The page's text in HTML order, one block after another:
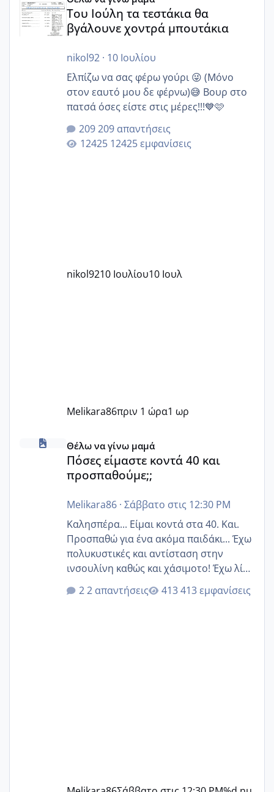
Του Ιούλη τα τεστάκια θα
βγάλουνε χοντρά μπουτάκια
nikol92· 10 Ιουλίου
Ελπίζω να σας φέρω γούρι 😜 (Μόνο
στον εαυτό μου δε φέρνω)😅 Βουρ στο
πατσά όσες είστε στις μέρες!!!💙🩷
209 απαντήσεις
12425 εμφανίσεις
nikol9210 Ιουλίου10 Ιουλ
Melikara86πριν 1 ώρα1 ωρ
Πόσες είμαστε κοντά 40 και προσπαθούμε;;
Θέλω να γίνω μαμά
Πόσες είμαστε κοντά 40 και
προσπαθούμε;;
Melikara86· Σάββατο στις 12:30 PM
Καλησπέρα... Είμαι κοντά στα 40. Και.
Προσπαθώ για ένα ακόμα παιδάκι... Έχω
πολυκυστικές και αντίσταση στην
ινσουλίνη καθώς και χάσιμοτο! Έχω λίγα
κιλά παραπάνω και όσο κ αν προσπαθώ
δεν χάνω εύκολα! Προσπαθώ για ακόμη
2 απαντήσεις 413 εμφανίσεις